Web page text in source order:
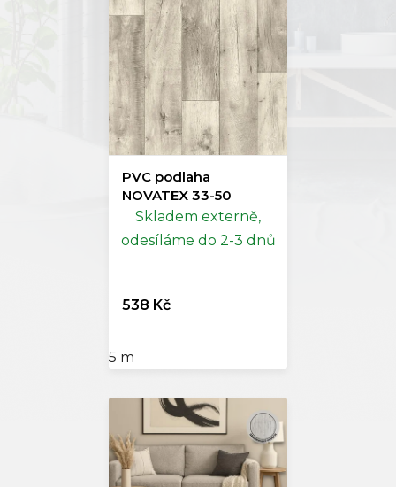
PVC podlaha
NOVATEX 33-50
Skladem externě,
odesíláme do 2-3 dnů
538 Kč
5 m